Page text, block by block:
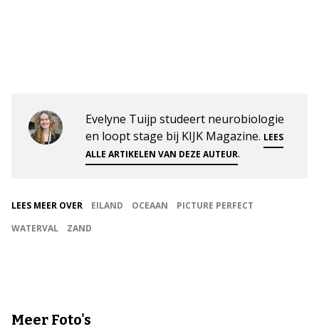
Evelyne Tuijp studeert neurobiologie
en loopt stage bij KIJK Magazine. LEES
ALLE ARTIKELEN VAN DEZE AUTEUR.
LEES MEER OVER EILAND OCEAAN
PICTURE PERFECT
WATERVAL
ZAND
Meer Foto's